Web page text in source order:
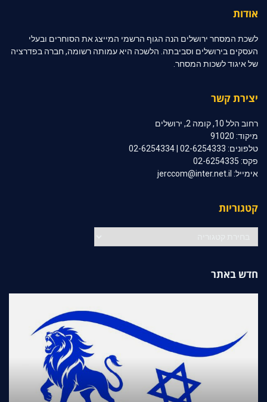
אודות
לשכת המסחר ירושלים הנה הגוף הרשמי המייצג את הסוחרים ובעלי
העסקים בירושלים וסביבתה. הלשכה היא עמותה רשומה, חברה בפדרציה
של איגוד לשכות המסחר.
יצירת קשר
רחוב הלל 10, קומה 2, ירושלים
מיקוד: 91020
טלפונים: 02-6254333 | 02-6254334
פקס: 02-6254335
אימייל: jerccom@inter.net.il
קטגוריות
חדש באתר